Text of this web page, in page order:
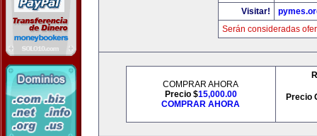
Visitar!
Serán consideradas
COMPRAR AHORA
Precio $15,000.00
COMPRAR AHORA
Precio